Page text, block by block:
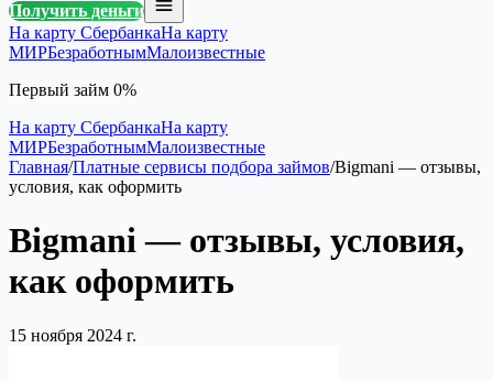
Получить деньги
На карту СбербанкаНа карту
МИРБезработнымМалоизвестные
Первый займ 0%
На карту СбербанкаНа карту
МИРБезработнымМалоизвестные
Главная/Платные сервисы подбора займов/Bigmani — отзывы,
условия, как оформить
Bigmani — отзывы, условия,
как оформить
15 ноября 2024 г.